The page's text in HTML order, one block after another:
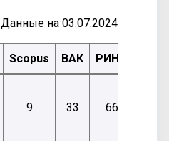
Данные на 03.07.2024
Scopus ВАК РИНЦ
9 33 66